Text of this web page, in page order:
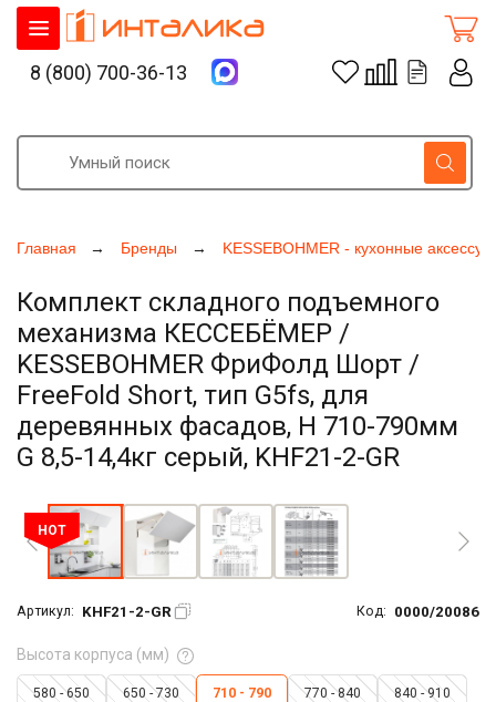
Главная Бренды KESSEBOHMER - кухонные
Комплект складного подъемного
механизма КЕССЕБЁМЕР /
KESSEBOHMER ФриФолд Шорт /
FreeFold Short, тип G5fs, для
деревянных фасадов, H 710-790мм
G 8,5-14,4кг серый, KHF21-2-GR
HOT
Артикул: KHF21-2-GR Код: 0000/20086
Высота корпуса (мм)
580 - 650 650 - 730 710 - 790 770 - 840 840 - 910
8 (800) 700-36-13